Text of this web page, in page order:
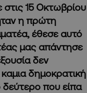
στις 15 Οκτωβρίου
η πρώτη
έθεσε αυτό
μας απάντησε
δεν
δημοκρατική
που είπα